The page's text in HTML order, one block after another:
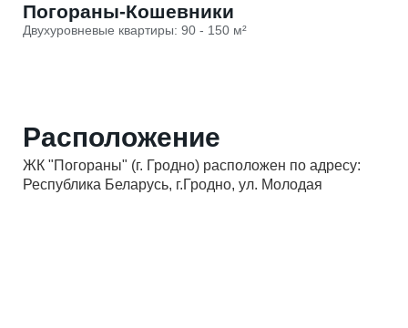
Погораны-Кошевники
Двухуровневые квартиры: 90 - 150 м²
Расположение
ЖК "Погораны" (г. Гродно) расположен по адресу:
Республика Беларусь, г.Гродно, ул. Молодая